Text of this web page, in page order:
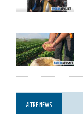
ALTRE NEWS